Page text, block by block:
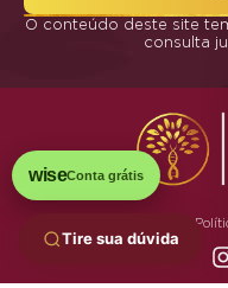
O conteúdo deste site
consulta
wiseConta grátis
Tire sua dúvida